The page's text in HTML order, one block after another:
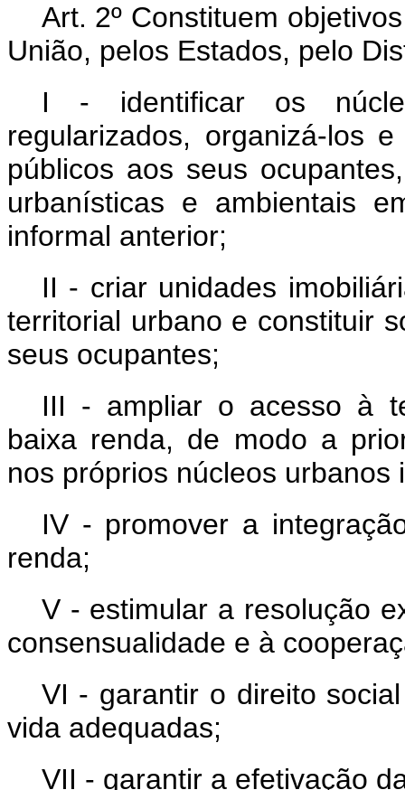
Art. 2º Constituem
União, pelos Estados, pelo
I - identificar os
regularizados, organizá-los
públicos aos seus
urbanísticas e ambientais
informal anterior;
II - criar unidades
territorial urbano e constituir
seus ocupantes;
III - ampliar o acesso à
baixa renda, de modo a
nos próprios núcleos urbanos
IV - promover a
renda;
V - estimular a resolução
consensualidade e à
VI - garantir o direito
vida adequadas;
VII - garantir a efetivação